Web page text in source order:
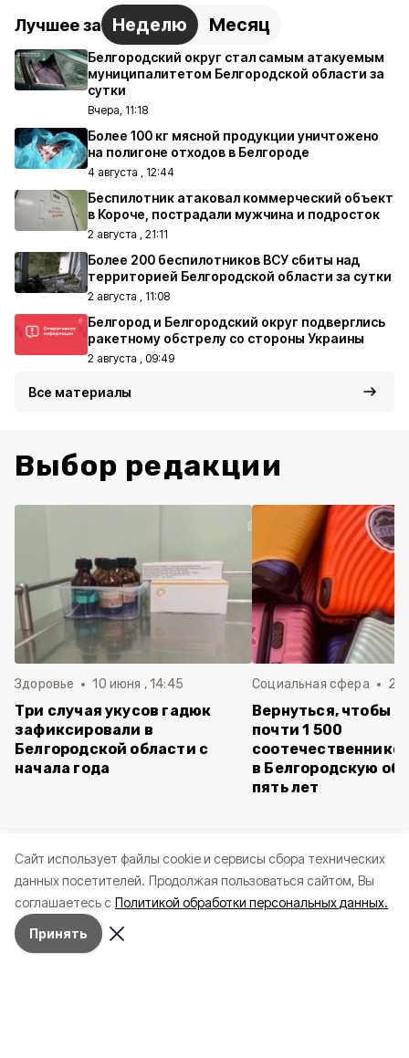
Cайт использует файлы cookie и сервисы сбора технических
данных посетителей. Продолжая пользоваться сайтом, Вы
соглашаетесь с Политикой обработки персональных данных.
Принять
Лучшее за Неделю Месяц
Белгородский округ стал самым атакуемым
муниципалитетом Белгородской области за
сутки
Вчера, 11:18
Более 100 кг мясной продукции уничтожено
на полигоне отходов в Белгороде
4 августа , 12:44
Беспилотник атаковал коммерческий объект
в Короче, пострадали мужчина и подросток
2 августа , 21:11
Более 200 беспилотников ВСУ сбиты над
территорией Белгородской области за сутки
2 августа , 11:08
Белгород и Белгородский округ подверглись
ракетному обстрелу со стороны Украины
2 августа , 09:49
Все материалы
Выбор редакции
Здоровье 10 июня , 14:45
Три случая укусов гадюк
зафиксировали в
Белгородской области с
начала года
Социальная сфера 20
Вернуться, чтобы
почти 1 500
в Белгородскую
пять лет